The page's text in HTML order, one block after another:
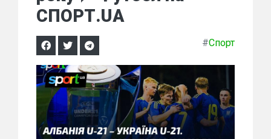
СПОРТ.UA
#Спорт